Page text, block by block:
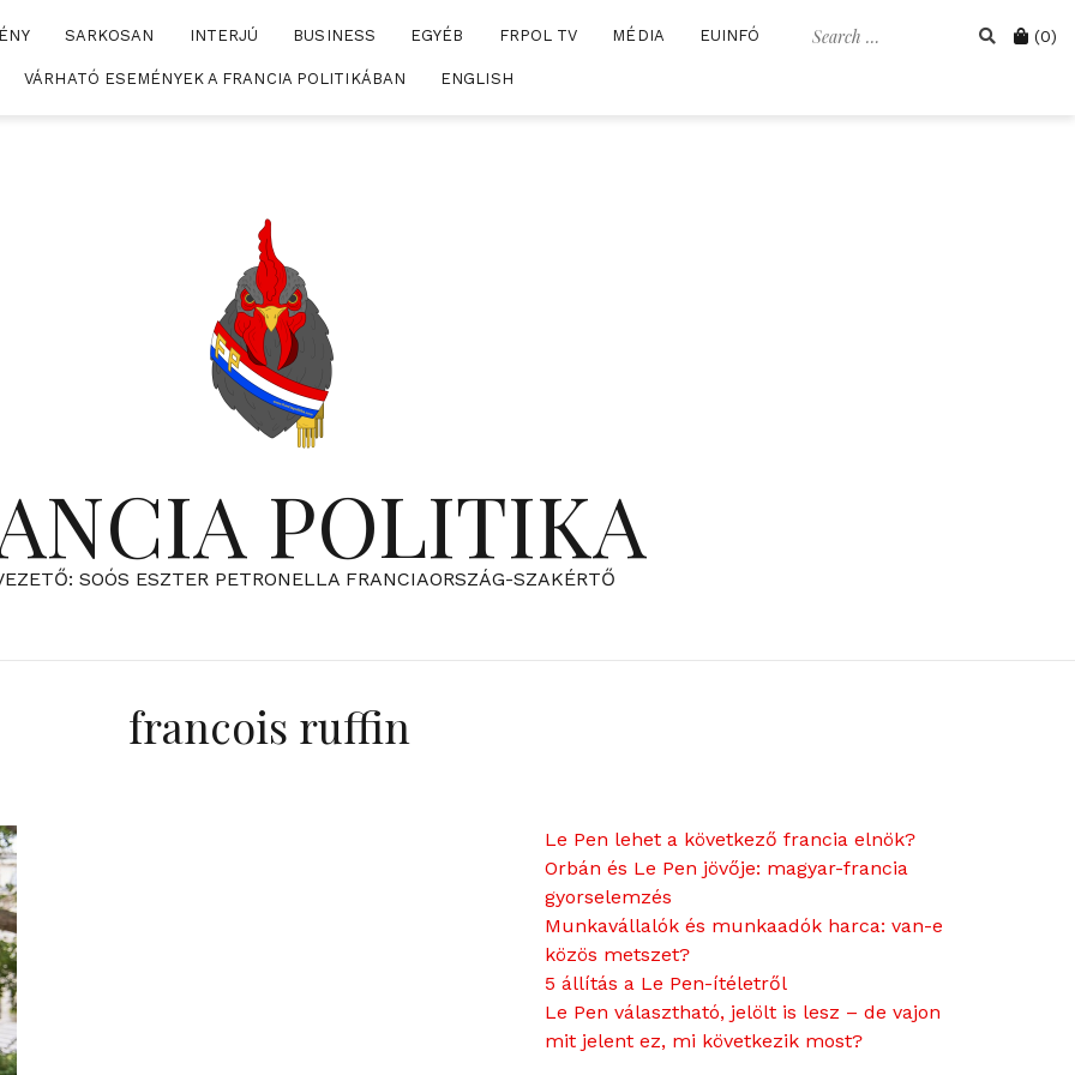
Search Cart
(0)
SARKOSAN INTERJÚ BUSINESS EGYÉB FRPOL TV MÉDIA EUINFÓ
VÁRHATÓ ESEMÉNYEK A FRANCIA POLITIKÁBAN ENGLISH
POLITIKA
SOÓS ESZTER PETRONELLA FRANCIAORSZÁG-SZAKÉRTŐ
francois ruffin
Le Pen lehet a következő francia elnök?
Orbán és Le Pen jövője: magyar-francia
gyorselemzés
Munkavállalók és munkaadók harca: van-e
közös metszet?
5 állítás a Le Pen-ítéletről
Le Pen választható, jelölt is lesz – de vajon
mit jelent ez, mi következik most?